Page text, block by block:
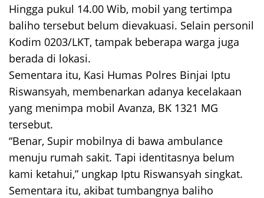
Hingga pukul 14.00 Wib, mobil yang tertimpa
baliho tersebut belum dievakuasi. Selain personil
Kodim 0203/LKT, tampak beberapa warga juga
berada di lokasi.
Sementara itu, Kasi Humas Polres Binjai Iptu
Riswansyah, membenarkan adanya kecelakaan
yang menimpa mobil Avanza, BK 1321 MG
tersebut.
“Benar, Supir mobilnya di bawa ambulance
menuju rumah sakit. Tapi identitasnya belum
kami ketahui,” ungkap Iptu Riswansyah singkat.
Sementara itu, akibat tumbangnya baliho